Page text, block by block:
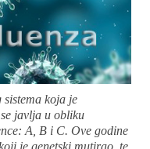
koja je
javlja u obliku
A, B i C. Ove godine
je genetski mutirao, te